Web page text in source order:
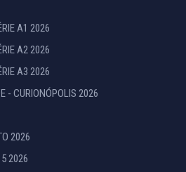
A1 2026
A2 2026
A3 2026
- CURIONÓPOLIS 2026
2026
2026